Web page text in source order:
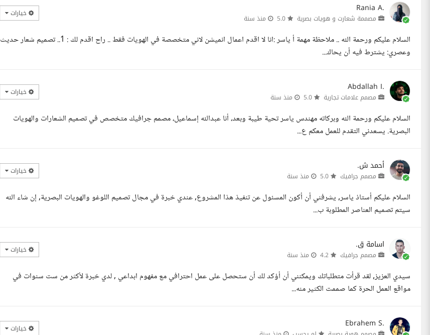
Rania A.
مصممة شعارت و هويات بصرية منذ سنة خيارات
السلام عليكم ورحمة الله .. ملاحظة مهمة أ ياسر :انا لا اقدم اعمال انميشن لاني متخصصة في الهويات فقط .. راح اقدم لك : 1.. تصميم شعار حديث
وعصري: يشترط فيه أن يحاك...
Abdallah I.
مصمم علامات تجارية منذ سنة خيارات
السلام عليكم ورحمة الله وبركاته مهندس ياسر تحية طيبة وبعد، أنا عبدالله إسماعيل، مصمم جرافيك متخصص في تصميم الشعارات والهويات
البصرية. يسعدني التقدم للعمل معكم ع...
أحمد ش.
مصمم جرافيك منذ سنة خيارات
السلام عليكم أستاذ ياسر, يشرفني أن أكون المسئول عن تنفيذ هذا المشروع, عندي خبرة في مجال تصميم اللوغو والهويات البصرية, إن شاء الله
سيتم تصميم العناصر المطلوبة ب...
اسامة ق.
مصمم جرافيك منذ سنة خيارات
سيدي العزيز, لقد قرأت متطلباتك ويمكنني أن أؤكد لك أن ستحصل على عمل احترافي مع مفهوم ابداعي , لدي خبرة لأكثر من ست سنوات في
مواقع العمل الحرة كما صممت الكثير منه...
Ebrahem S. خيارات